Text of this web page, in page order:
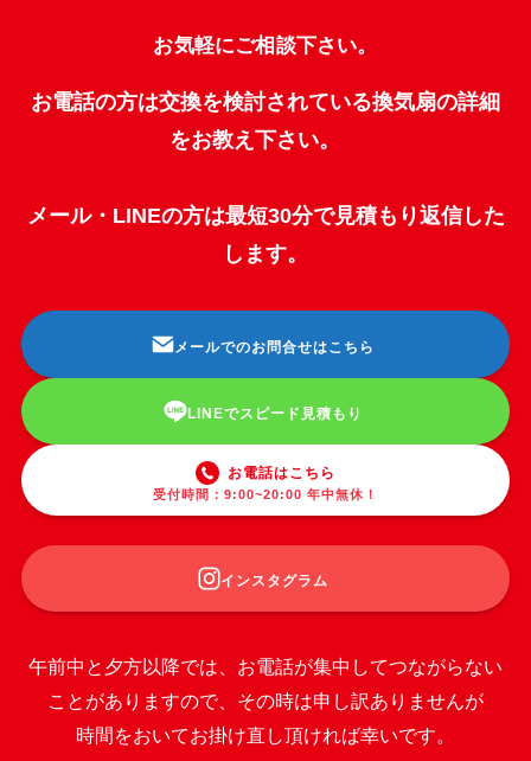
お気軽にご相談下さい。
お電話の方は交換を検討されている換気扇の詳細
をお教え下さい。
メール・LINEの方は最短30分で見積もり返信した
します。
メールでのお問合せはこちら
LINEでスピード見積もり
お電話はこちら
受付時間：9:00~20:00 年中無休！
インスタグラム
午前中と夕方以降では、お電話が集中してつながらない
ことがありますので、その時は申し訳ありませんが
時間をおいてお掛け直し頂ければ幸いです。